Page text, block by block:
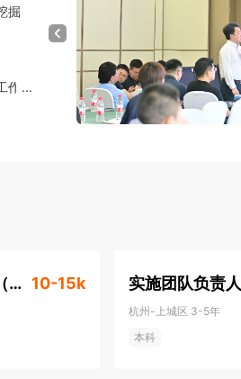
掘
作
业
与
...
海外客户实施工程师 / 项目顾问（远程交付） 10-15k 实施团队负责人
杭州-上城区 3-5年
本科